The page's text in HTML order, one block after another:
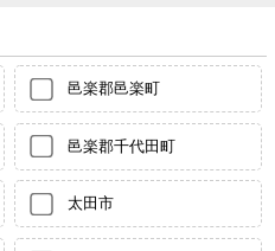
邑楽郡邑楽町
邑楽郡千代田町
太田市